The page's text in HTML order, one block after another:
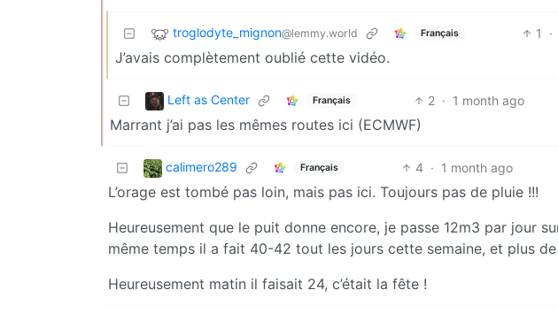
troglodyte_mignon@lemmy.world Français 1 ·
J’avais complètement oublié cette vidéo.
Left as Center Français 2 · 1 month ago
Marrant j’ai pas les mêmes routes ici (ECMWF)
calimero289 Français 4 · 1 month ago
L’orage est tombé pas loin, mais pas ici. Toujours pas de pluie !!!
Heureusement que le puit donne encore, je passe 12m3 par jour
même temps il a fait 40-42 tout les jours cette semaine, et plus
Heureusement matin il faisait 24, c’était la fête !